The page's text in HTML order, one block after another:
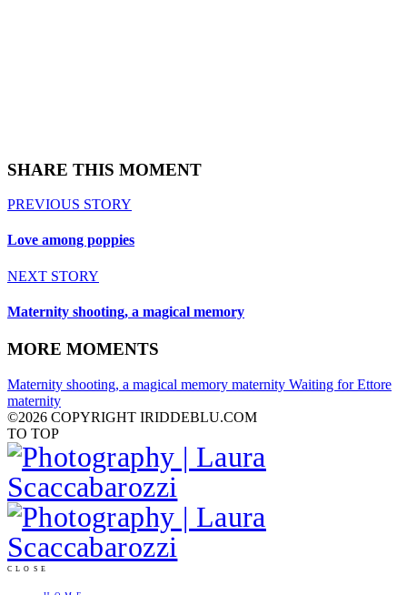
SHARE THIS MOMENT
PREVIOUS STORY
Love among poppies
NEXT STORY
Maternity shooting, a magical memory
MORE MOMENTS
Maternity shooting, a magical memory maternity Waiting for Ettore
maternity
©2026 COPYRIGHT IRIDDEBLU.COM
TO TOP
CLOSE